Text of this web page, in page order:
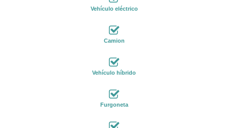
Vehículo eléctrico
Camion
Vehículo híbrido
Furgoneta